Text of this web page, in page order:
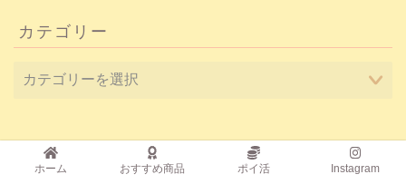
カテゴリー
ホーム おすすめ商品 ポイ活 Instagram